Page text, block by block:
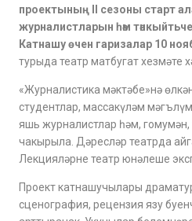
проектының
сезоны старт
журналистларын һәм
Катнашу өчен гаризалар 10
турыда театр матбугат хезмәте
«Журналистика мәктәбе»нә
студентлар, массакүләм
яшь журналистлар һәм,
чакырыла. Дәресләр театрда
Лекцияләрне театр юнәлеше
Проект катнашучылары
сценография, рецензия язу